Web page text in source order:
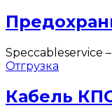
Speccableservice –
Отгрузка
Кабель